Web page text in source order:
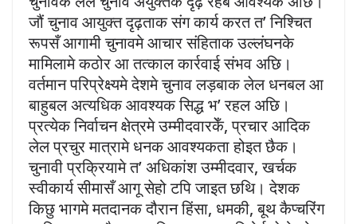
जौं चुनाव आयुक्त दृढ़ताक संग कार्य करत त’ निश्चित
रूपसँ आगामी चुनावमे आचार संहिताक उल्लंघनके
मामिलामे कठोर आ तत्काल कार्रवाई संभव अछि।
वर्तमान परिप्रेक्ष्यमे देशमे चुनाव लड़बाक लेल धनबल आ
बाहुबल अत्यधिक आवश्यक सिद्ध भ’ रहल अछि।
प्रत्येक निर्वाचन क्षेत्रमे उम्मीदवारकेँ, प्रचार आदिक
लेल प्रचुर मात्रामे धनक आवश्यकता होइत छैक।
चुनावी प्रक्रियामे त’ अधिकांश उम्मीदवार, खर्चक
स्वीकार्य सीमासँ आगू सेहो टपि जाइत छथि। देशक
किछु भागमे मतदानक दौरान हिंसा, धमकी, बूथ कैप्चरिंग